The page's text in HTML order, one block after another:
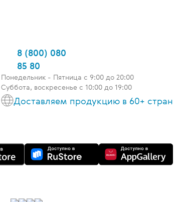
8 (800) 080
85 80
Понедельник - Пятница c 9:00 до 20:00
Суббота, воскресенье с 10:00 до 19:00
Доставляем продукцию в 60+ стран